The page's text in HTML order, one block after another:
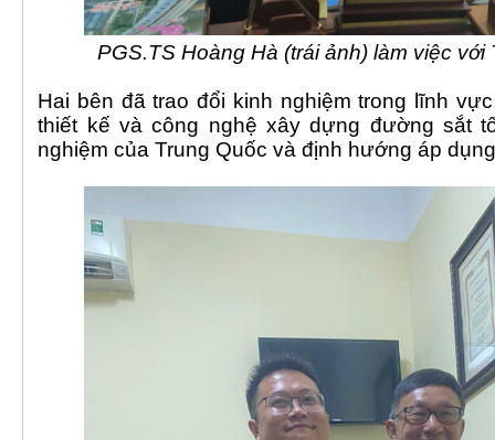
PGS.TS Hoàng Hà (trái ảnh) làm việc
Hai bên đã trao đổi kinh nghiệm trong lĩnh
thiết kế và công nghệ xây dựng đường sắt
nghiệm của Trung Quốc và định hướng áp